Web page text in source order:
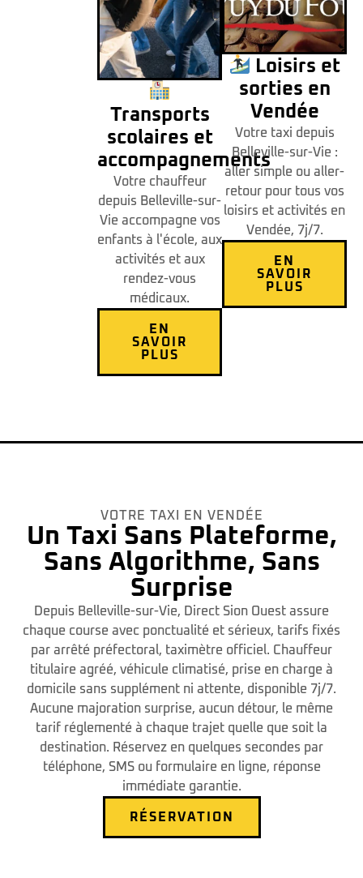
Transports
scolaires et
accompagnements
Votre chauffeur
depuis Belleville-sur-
Vie accompagne vos
enfants à l'école, aux
activités et aux
rendez-vous
médicaux.
EN
SAVOIR
PLUS
Loisirs et
sorties en
Vendée
Votre taxi depuis
Belleville-sur-Vie :
aller simple ou aller-
retour pour tous vos
loisirs et activités en
Vendée, 7j/7.
EN
SAVOIR
PLUS
VOTRE TAXI EN VENDÉE
Un Taxi Sans Plateforme,
Sans Algorithme, Sans
Surprise
Depuis Belleville-sur-Vie, Direct Sion Ouest assure
chaque course avec ponctualité et sérieux, tarifs fixés
par arrêté préfectoral, taximètre officiel. Chauffeur
titulaire agréé, véhicule climatisé, prise en charge à
domicile sans supplément ni attente, disponible 7j/7.
Aucune majoration surprise, aucun détour, le même
tarif réglementé à chaque trajet quelle que soit la
destination. Réservez en quelques secondes par
téléphone, SMS ou formulaire en ligne, réponse
immédiate garantie.
RÉSERVATION